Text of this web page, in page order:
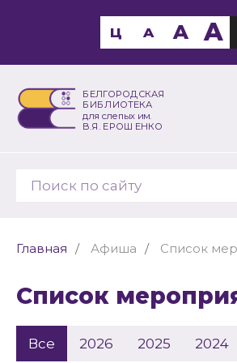
БЕЛГОРОДСКАЯ
БИБЛИОТЕКА
для слепых им.
В.Я. ЕРОШЕНКО
Ц A A A
Главная Афиша Список
Список
Все 2026 2025 2024